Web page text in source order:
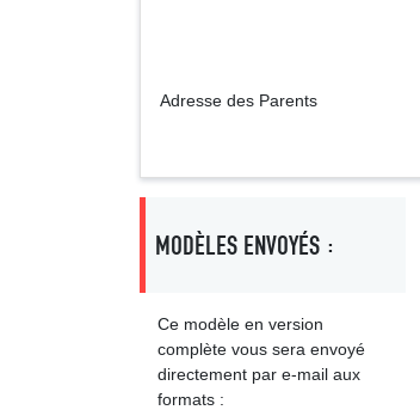
Adresse des
MODÈLES ENVOYÉS :
Ce modèle en version
complète vous sera envoyé
directement par e-mail aux
formats :